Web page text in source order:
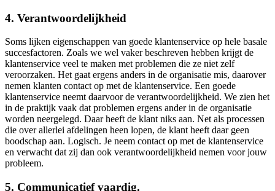
4. Verantwoordelijkheid
Soms lijken eigenschappen van goede klantenservice op hele basale
succesfactoren. Zoals we wel vaker beschreven hebben krijgt de
klantenservice veel te maken met problemen die ze niet zelf
veroorzaken. Het gaat ergens anders in de organisatie mis, daarover
nemen klanten contact op met de klantenservice. Een goede
klantenservice neemt daarvoor de verantwoordelijkheid. We zien het
in de praktijk vaak dat problemen ergens ander in de organisatie
worden neergelegd. Daar heeft de klant niks aan. Net als processen
die over allerlei afdelingen heen lopen, de klant heeft daar geen
boodschap aan. Logisch. Je neem contact op met de klantenservice
en verwacht dat zij dan ook verantwoordelijkheid nemen voor jouw
probleem.
5. Communicatief vaardig.